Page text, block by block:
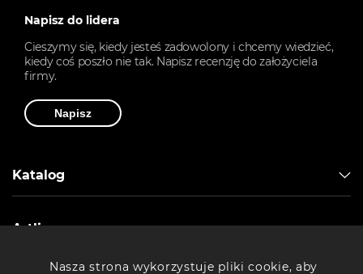
Napisz do lidera
Cieszymy się, kiedy jesteś zadowolony i chcemy wiedzieć,
kiedy coś poszło nie tak. Napisz recenzję do założyciela
firmy.
Napisz
Katalog
Artline
Nasza strona wykorzystuje pliki cookie, aby